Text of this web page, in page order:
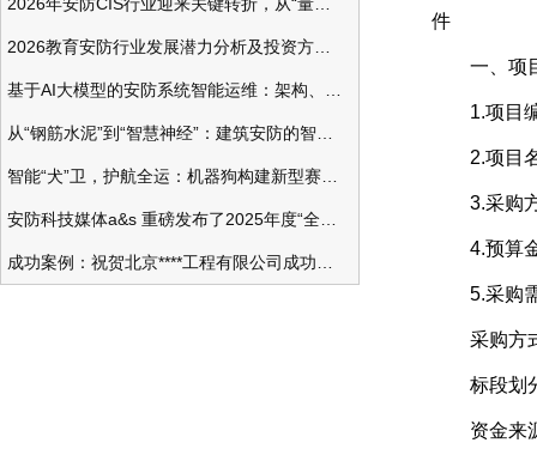
件
一、项
1.项目编
2.项目名
3.采购方
4.预算金
5.采购需
采购方式
标段划
资金来源